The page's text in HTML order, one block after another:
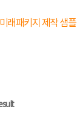
미래패키지 제작 샘플